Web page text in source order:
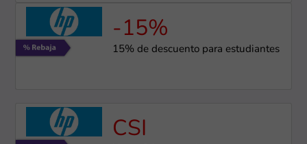
-15%
15% de descuento para estudiantes
CSI